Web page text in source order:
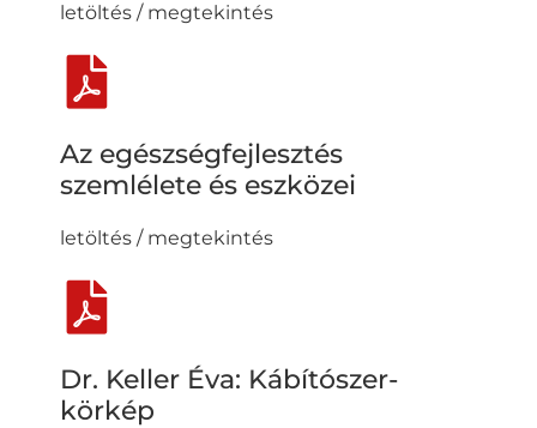
letöltés / megtekintés
Az egészségfejlesztés
szemlélete és eszközei
letöltés / megtekintés
Dr. Keller Éva: Kábítószer-
körkép